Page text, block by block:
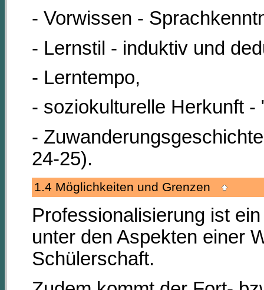
- Vorwissen -
- Lernstil - induktiv und
- Lerntempo,
- soziokulturelle Herkunft
-
24-25).
1.4 Möglichkeiten und Grenzen
Professionalisierung ist
unter den Aspekten einer
Schülerschaft.